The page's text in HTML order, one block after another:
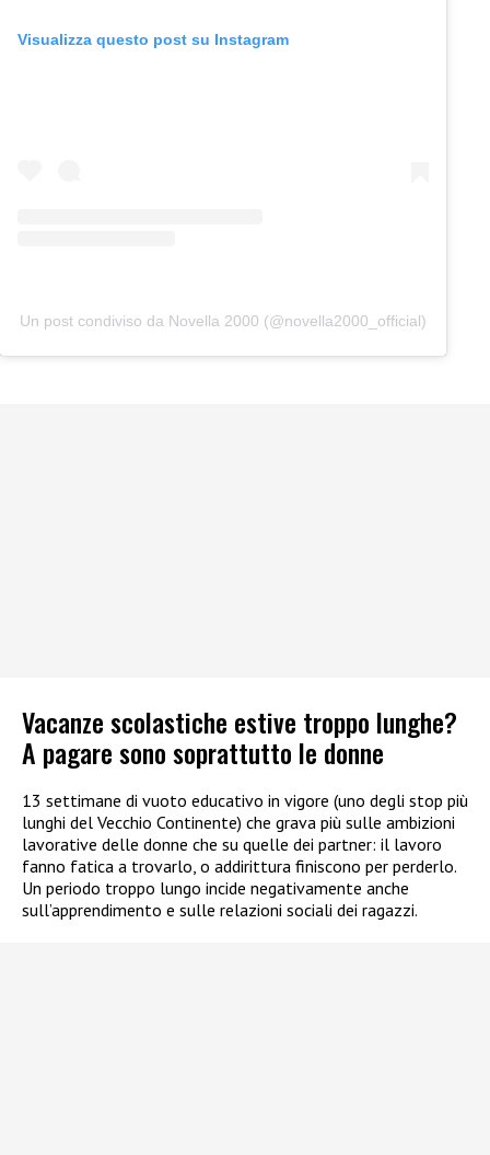
Visualizza questo post su Instagram
Un post condiviso da Novella 2000 (@novella2000_official)
Vacanze scolastiche estive troppo lunghe?
A pagare sono soprattutto le donne
13 settimane di vuoto educativo in vigore (uno degli stop più
lunghi del Vecchio Continente) che grava più sulle ambizioni
lavorative delle donne che su quelle dei partner: il lavoro
fanno fatica a trovarlo, o addirittura finiscono per perderlo.
Un periodo troppo lungo incide negativamente anche
sull’apprendimento e sulle relazioni sociali dei ragazzi.